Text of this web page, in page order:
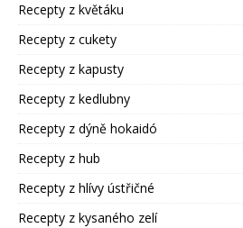
Recepty z květáku
Recepty z cukety
Recepty z kapusty
Recepty z kedlubny
Recepty z dýně hokaidó
Recepty z hub
Recepty z hlívy ústřičné
Recepty z kysaného zelí